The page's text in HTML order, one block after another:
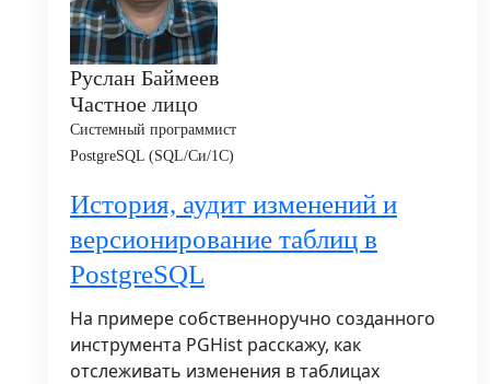
Руслан Баймеев
Частное лицо
Системный программист
PostgreSQL (SQL/Си/1С)
История, аудит изменений и
версионирование таблиц в
PostgreSQL
На примере собственноручно созданного
инструмента PGHist расскажу, как
отслеживать изменения в таблицах